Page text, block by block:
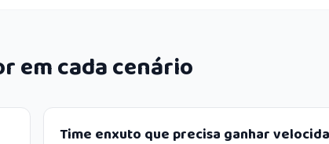
em cada cenário
Time enxuto que precisa ganhar